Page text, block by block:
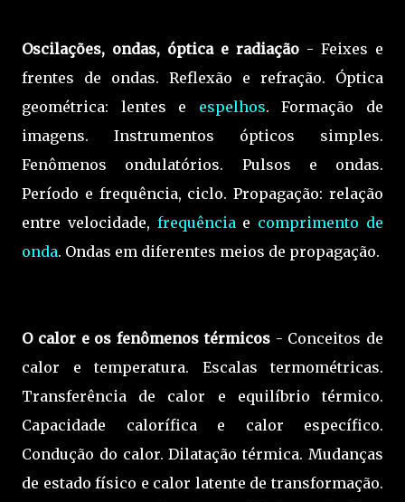
Oscilações, ondas, óptica e radiação - Feixes e
frentes de ondas. Reflexão e refração. Óptica
geométrica: lentes e espelhos. Formação de
imagens. Instrumentos ópticos simples.
Fenômenos ondulatórios. Pulsos e ondas.
Período e frequência, ciclo. Propagação: relação
entre velocidade, frequênciae comprimento de
onda. Ondas em diferentes meios de propagação.
O calor e os fenômenos térmicos- Conceitos de
calor e temperatura. Escalas termométricas.
Transferência de calor e equilíbrio térmico.
Capacidade calorífica e calor específico.
Condução do calor. Dilatação térmica. Mudanças
de estado físico e calor latente de transformação.